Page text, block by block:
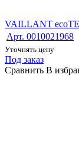
VAILLANT
Арт. 0010021968
Уточнять цену
Под заказ
Сравнить В